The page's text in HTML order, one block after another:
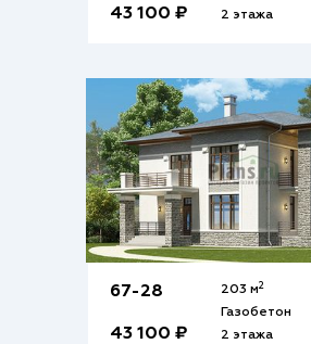
43 100 ₽
2 этажа
67-28
43 100 ₽
203 м2
Газобетон
2 этажа